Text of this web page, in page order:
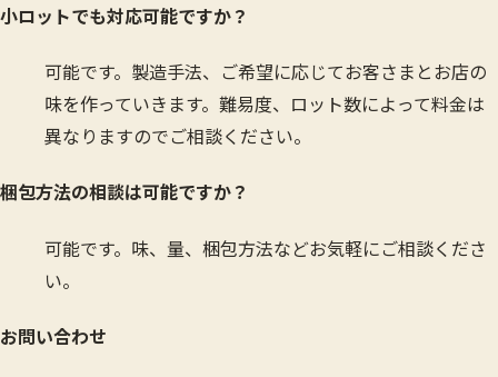
小ロットでも対応可能ですか？
可能です。製造手法、ご希望に応じてお客さまとお店の
味を作っていきます。難易度、ロット数によって料金は
異なりますのでご相談ください。
梱包方法の相談は可能ですか？
可能です。味、量、梱包方法などお気軽にご相談くださ
い。
お問い合わせ